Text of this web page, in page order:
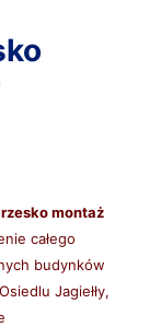
montaż
całego
budynków
Jagiełły,